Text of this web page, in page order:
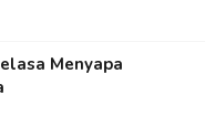
Menyapa